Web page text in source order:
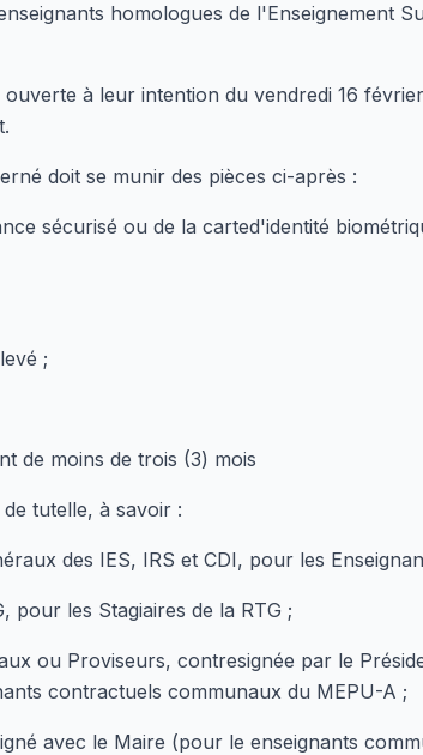
homologues de l'Enseignement
à leur intention du vendredi 16
doit se munir des pièces ci-après :
sécurisé ou de la carted'identité
;
de moins de trois (3) mois
tutelle, à savoir :
des IES, IRS et CDI, pour les
pour les Stagiaires de la RTG ;
ou Proviseurs, contresignée par le
contractuels communaux du MEPU-A ;
avec le Maire (pour le enseignants